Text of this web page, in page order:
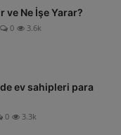
ve Ne İşe Yarar?
0 3.6k
ev sahipleri para
0 3.3k